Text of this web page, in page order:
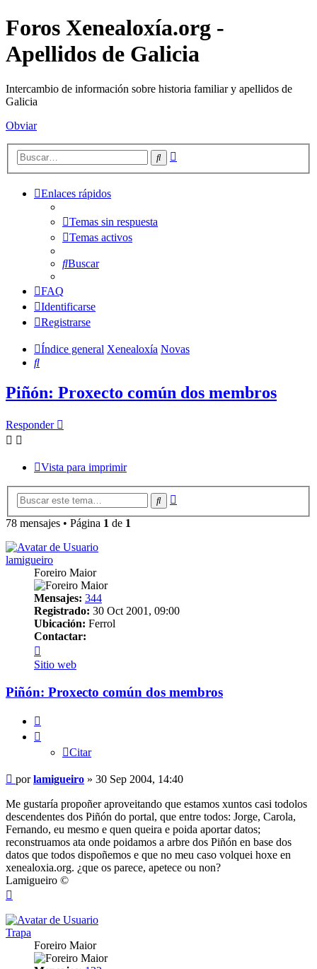
Foros Xenealoxía.org -
Apellidos de Galicia
Intercambio de información sobre historia familiar y apellidos de
Galicia
Obviar
Buscar
Enlaces rápidos
Temas sin respuesta
Temas activos
Buscar
FAQ
Identificarse
Registrarse
Índice general Xenealoxía Novas
Buscar
Piñón: Proxecto común dos membros
Responder
Vista para imprimir
Buscar
78 mensajes • Página 1 de 1
lamigueiro
Foreiro Maior
Mensajes: 344
Registrado: 30 Oct 2001, 09:00
Ubicación: Ferrol
Contactar:
lamigueiro
Sitio web
Piñón: Proxecto común dos membros
Citar
Mensaje
porlamigueiro » 30 Sep 2004, 14:40
Me gustaría propoñer aproveitando que estamos xuntos casi todolos
descendentes dos Piñón do portal, que entre todos: Jorge, Carola,
Fernando, eu mesmo e quen queira e poida aportar datos;
reconstruamos ata onde poidamos a arbre dos Piñón en base dos
datos que todos dispoñemos e que no meu caso volquei hoxe en
xenealoxia.org. ¿que os parece, apetece ou non?
Lamigueiro ©
Trapa
Foreiro Maior